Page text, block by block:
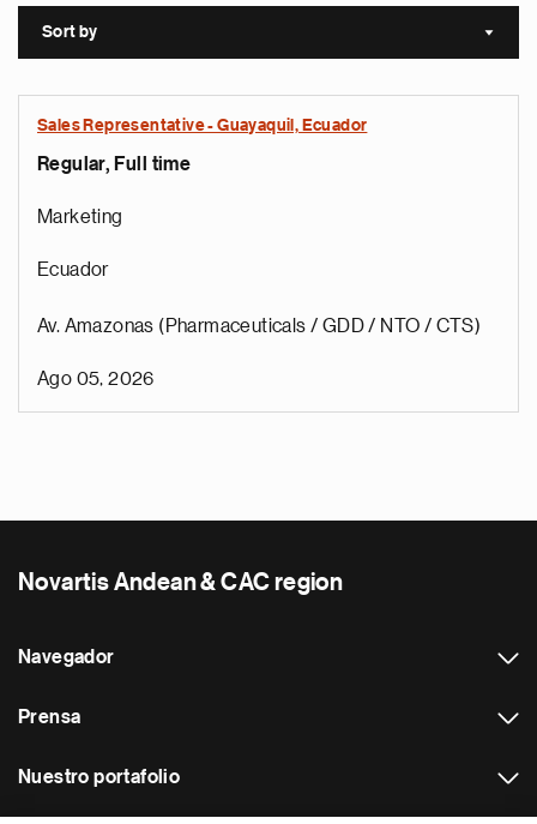
Sort by Sort
Sales Representative - Guayaquil, Ecuador
Regular, Full time
Marketing
Ecuador
Av. Amazonas (Pharmaceuticals / GDD / NTO / CTS)
Ago 05, 2026
Novartis Andean & CAC region
Navegador
Prensa
Nuestro portafolio